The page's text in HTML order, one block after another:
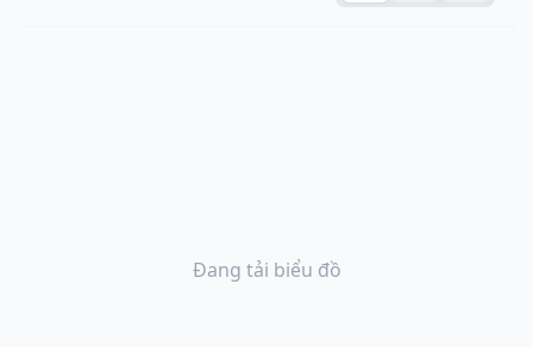
Đang tải biểu đồ